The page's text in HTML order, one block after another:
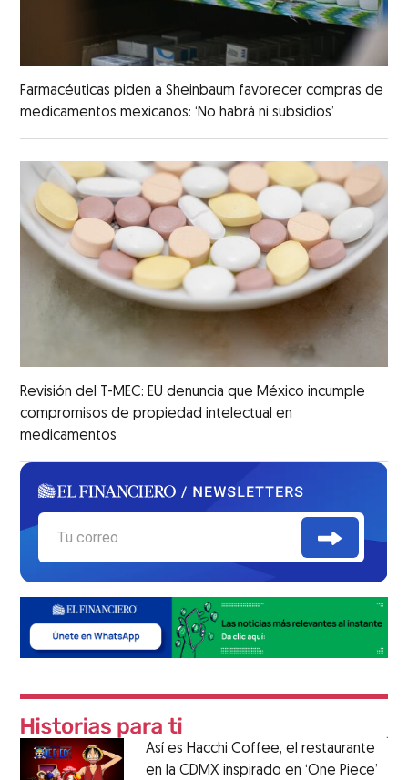
Farmacéuticas piden a Sheinbaum favorecer compras de
medicamentos mexicanos: ‘No habrá ni subsidios’
Revisión del T-MEC: EU denuncia que México incumple
compromisos de propiedad intelectual en
medicamentos
Así es Hacchi Coffee, el restaurante
en la CDMX inspirado en ‘One Piece’